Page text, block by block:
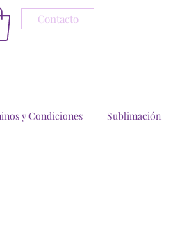
Contacto
y Condiciones Sublimación